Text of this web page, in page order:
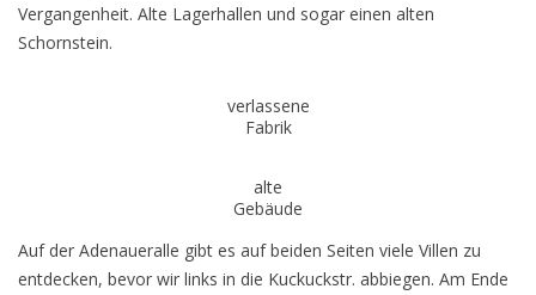
Vergangenheit. Alte Lagerhallen und sogar einen alten
Schornstein.
verlassene
Fabrik
alte
Gebäude
Auf der Adenaueralle gibt es auf beiden Seiten viele Villen zu
entdecken, bevor wir links in die Kuckuckstr. abbiegen. Am Ende